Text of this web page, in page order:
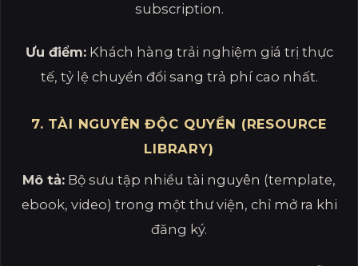
subscription.
Ưu điểm:Khách hàng trải nghiệm giá trị thực
tế, tỷ lệ chuyển đổi sang trả phí cao nhất.
7. TÀI NGUYÊN ĐỘC QUYỀN (RESOURCE
LIBRARY)
Mô tả: Bộ sưu tập nhiều tài nguyên (template,
ebook, video) trong một thư viện, chỉ mở ra khi
đăng ký.